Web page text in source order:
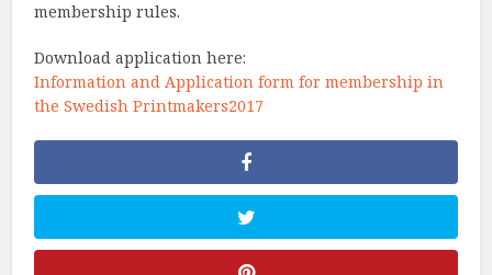
membership rules.
Download application here:
Information and Application form for membership in
the Swedish Printmakers2017